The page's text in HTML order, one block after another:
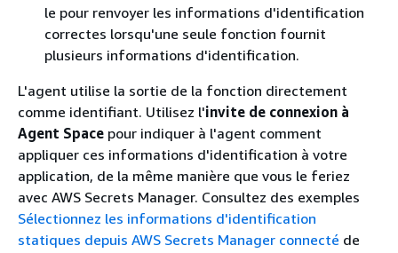
le pour renvoyer les informations d'identification
correctes lorsqu'une seule fonction fournit
plusieurs informations d'identification.
L'agent utilise la sortie de la fonction directement
comme identifiant. Utilisez l'invite de connexion à
Agent Space pour indiquer à l'agent comment
appliquer ces informations d'identification à votre
application, de la même manière que vous le feriez
avec AWS Secrets Manager. Consultez des exemples
Sélectionnez les informations d'identification
statiques depuis AWS Secrets Manager connecté de